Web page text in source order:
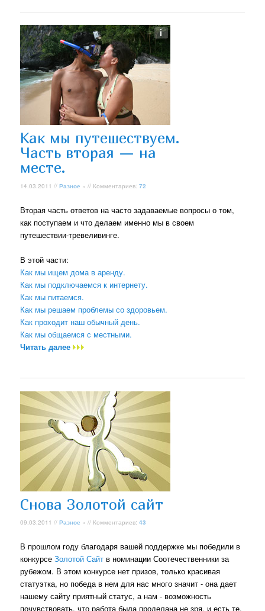
Как мы путешествуем.
Часть вторая — на
месте.
14.03.2011 //Разное » // Комментариев:72
Вторая часть ответов на часто задаваемые вопросы о том,
как поступаем и что делаем именно мы в своем
путешествии-тревеливинге.
В этой части:
Как мы ищем дома в аренду.
Как мы подключаемся к интернету.
Как мы питаемся.
Как мы решаем проблемы со здоровьем.
Как проходит наш обычный день.
Как мы общаемся с местными.
Читать далее
Снова Золотой сайт
09.03.2011 //Разное » // Комментариев:43
В прошлом году благодаря вашей поддержке мы победили в
конкурсеЗолотой Сайт в номинации Соотечественники за
рубежом. В этом конкурсе нет призов, только красивая
статуэтка, но победа в нем для нас много значит - она дает
нашему сайту приятный статус, а нам - возможность
почувствовать, что работа была проделана не зря, и есть те,